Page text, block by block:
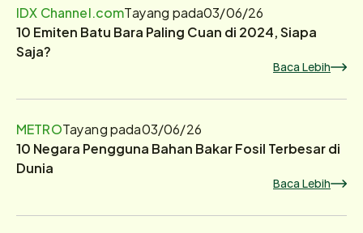
IDX Channel.comTayang pada03/06/26
10 Emiten Batu Bara Paling Cuan di 2024, Siapa
Saja?
Baca Lebih
METROTayang pada03/06/26
10 Negara Pengguna Bahan Bakar Fosil Terbesar di
Dunia
Baca Lebih